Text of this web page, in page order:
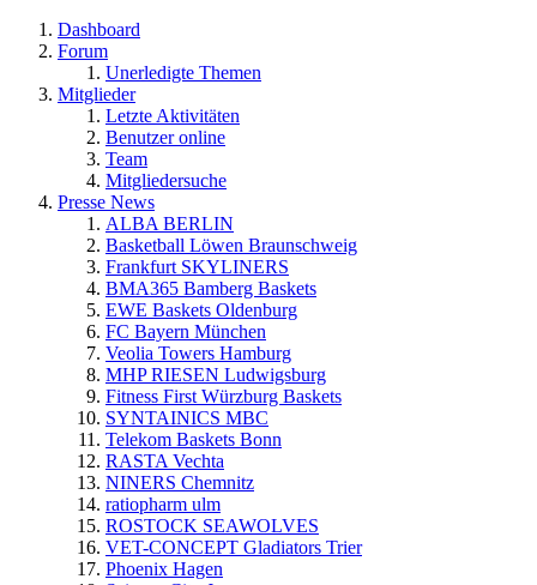
Dashboard
Forum
Unerledigte Themen
Mitglieder
Letzte Aktivitäten
Benutzer online
Team
Mitgliedersuche
Presse News
ALBA BERLIN
Basketball Löwen Braunschweig
Frankfurt SKYLINERS
BMA365 Bamberg Baskets
EWE Baskets Oldenburg
FC Bayern München
Veolia Towers Hamburg
MHP RIESEN Ludwigsburg
Fitness First Würzburg Baskets
SYNTAINICS MBC
Telekom Baskets Bonn
RASTA Vechta
NINERS Chemnitz
ratiopharm ulm
ROSTOCK SEAWOLVES
VET-CONCEPT Gladiators Trier
Phoenix Hagen